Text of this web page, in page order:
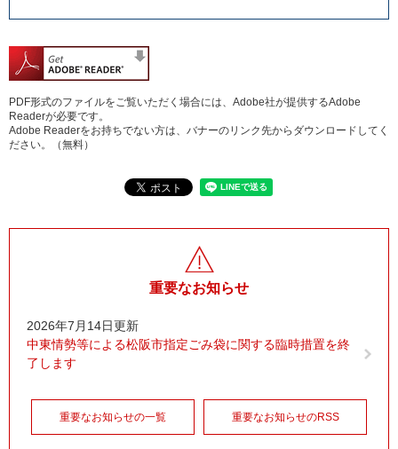
PDF形式のファイルをご覧いただく場合には、Adobe社が提供するAdobe
Readerが必要です。
Adobe Readerをお持ちでない方は、バナーのリンク先からダウンロードしてく
ださい。（無料）
重要なお知らせ
2026年7月14日更新
中東情勢等による松阪市指定ごみ袋に関する臨時措置を終
了します
重要なお知らせの一覧 重要なお知らせのRSS